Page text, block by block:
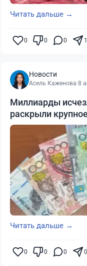
Читать дальше →
0 0 0 1
Новости
Асель Каженова·8
Миллиарды
раскрыли
Читать дальше →
0 0 0 0